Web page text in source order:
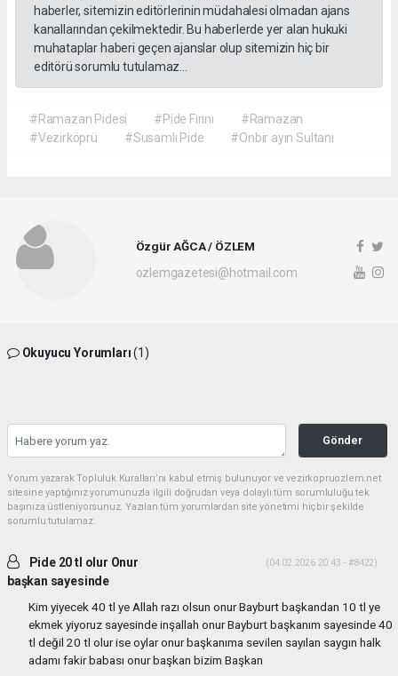
haberler, sitemizin editörlerinin müdahalesi olmadan ajans
kanallarından çekilmektedir. Bu haberlerde yer alan hukuki
muhataplar haberi geçen ajanslar olup sitemizin hiç bir
editörü sorumlu tutulamaz...
#Ramazan Pidesi #Pide Fırını
#Ramazan
#Vezirköprü
#Susamlı Pide #Onbir ayın Sultanı
Özgür AĞCA / ÖZLEM
ozlemgazetesi@hotmail.com
Okuyucu Yorumları(1)
Gönder
Yorum yazarak Topluluk Kuralları’nı kabul etmiş bulunuyor ve vezirkopruozlem.net
sitesine yaptığınız yorumunuzla ilgili doğrudan veya dolaylı tüm sorumluluğu tek
başınıza üstleniyorsunuz. Yazılan tüm yorumlardan site yönetimi hiçbir şekilde
sorumlu tutulamaz.
Pide 20 tl olur Onur
başkan sayesinde
(04.02.2026 20:43 - #8422)
Kim yiyecek 40 tl ye Allah razı olsun onur Bayburt başkandan 10 tl ye
ekmek yiyoruz sayesinde inşallah onur Bayburt başkanım sayesinde 40
tl değil 20 tl olur ise oylar onur başkanıma sevilen sayılan saygın halk
adamı fakir babası onur başkan bizim Başkan